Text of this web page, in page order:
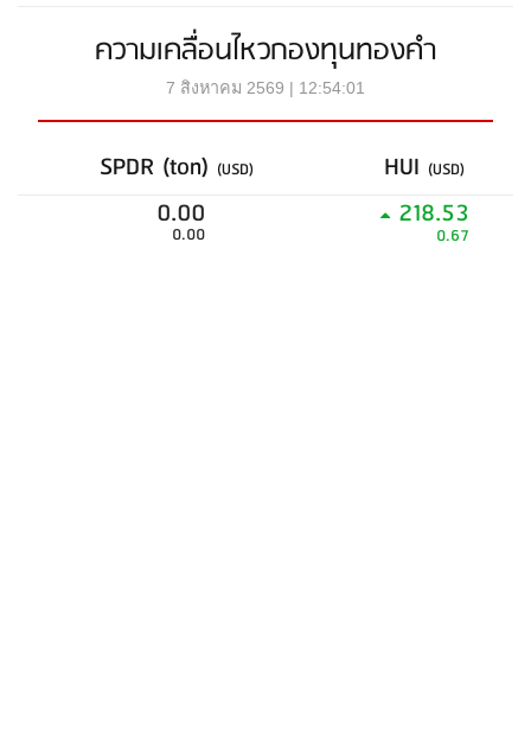
ความเคลื่อนไหวกองทุนทองคำ
7 สิงหาคม 2569 | 12:54:01
SPDR (ton) (USD) HUI (USD)
0.00
0.00
218.53
0.67